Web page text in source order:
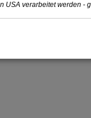
verarbeitet werden -